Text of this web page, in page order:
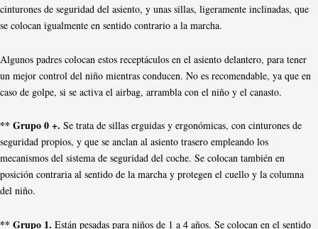
cinturones de seguridad del asiento, y unas sillas, ligeramente inclinadas, que
se colocan igualmente en sentido contrario a la marcha.
Algunos padres colocan estos receptáculos en el asiento delantero, para tener
un mejor control del niño mientras conducen. No es recomendable, ya que en
caso de golpe, si se activa el airbag, arrambla con el niño y el canasto.
** Grupo 0 +. Se trata de sillas erguidas y ergonómicas, con cinturones de
seguridad propios, y que se anclan al asiento trasero empleando los
mecanismos del sistema de seguridad del coche. Se colocan también en
posición contraria al sentido de la marcha y protegen el cuello y la columna
del niño.
** Grupo 1. Están pesadas para niños de 1 a 4 años. Se colocan en el sentido